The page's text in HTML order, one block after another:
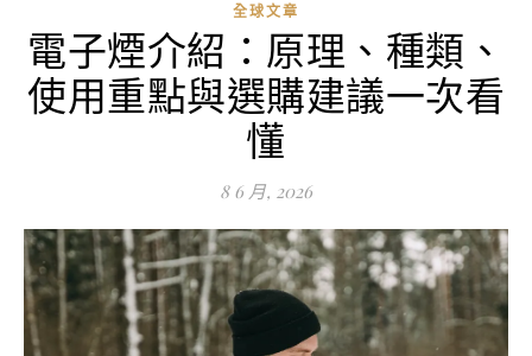
全球文章
電子煙介紹：原理、種類、
使用重點與選購建議一次看
懂
8 6 月, 2026